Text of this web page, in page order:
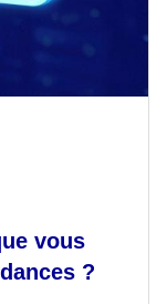
vous
?